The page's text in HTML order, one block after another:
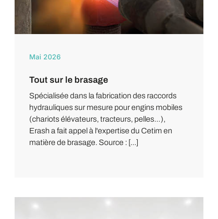
Mai 2026
Tout sur le brasage
Spécialisée dans la fabrication des raccords
hydrauliques sur mesure pour engins mobiles
(chariots élévateurs, tracteurs, pelles…),
Erash a fait appel à l'expertise du Cetim en
matière de brasage. Source : [...]